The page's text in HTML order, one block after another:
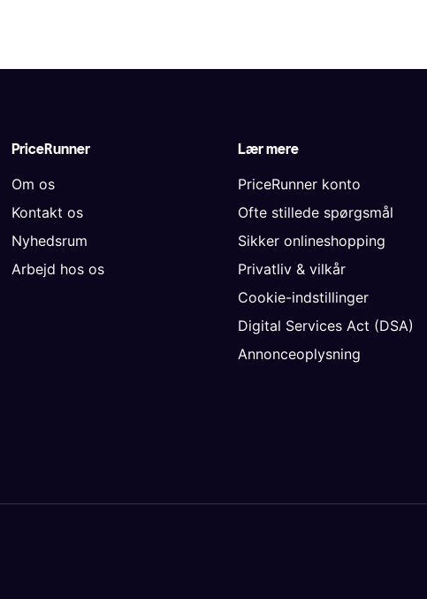
PriceRunner
Om os
Kontakt os
Nyhedsrum
Arbejd hos os
Lær mere
PriceRunner konto
Ofte stillede spørgsmål
Sikker onlineshopping
Privatliv & vilkår
Cookie-indstillinger
Digital Services Act (DSA)
Annonceoplysning